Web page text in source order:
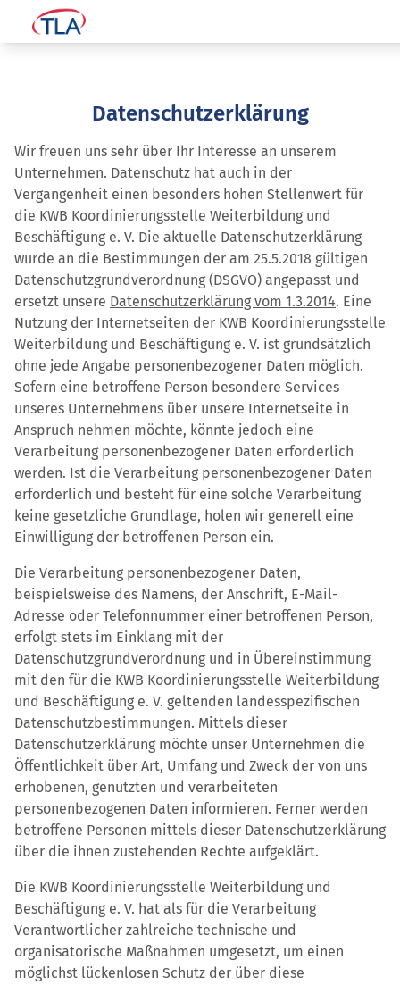
Datenschutzerklärung
Wir freuen uns sehr über Ihr Interesse an unserem
Unternehmen. Datenschutz hat auch in der
Vergangenheit einen besonders hohen Stellenwert für
die KWB Koordinierungsstelle Weiterbildung und
Beschäftigung e. V. Die aktuelle Datenschutzerklärung
wurde an die Bestimmungen der am 25.5.2018 gültigen
Datenschutzgrundverordnung (DSGVO) angepasst und
ersetzt unsere Datenschutzerklärung vom 1.3.2014. Eine
Nutzung der Internetseiten der KWB Koordinierungsstelle
Weiterbildung und Beschäftigung e. V. ist grundsätzlich
ohne jede Angabe personenbezogener Daten möglich.
Sofern eine betroffene Person besondere Services
unseres Unternehmens über unsere Internetseite in
Anspruch nehmen möchte, könnte jedoch eine
Verarbeitung personenbezogener Daten erforderlich
werden. Ist die Verarbeitung personenbezogener Daten
erforderlich und besteht für eine solche Verarbeitung
keine gesetzliche Grundlage, holen wir generell eine
Einwilligung der betroffenen Person ein.
Die Verarbeitung personenbezogener Daten,
beispielsweise des Namens, der Anschrift, E-Mail-
Adresse oder Telefonnummer einer betroffenen Person,
erfolgt stets im Einklang mit der
Datenschutzgrundverordnung und in Übereinstimmung
mit den für die KWB Koordinierungsstelle Weiterbildung
und Beschäftigung e. V. geltenden landesspezifischen
Datenschutzbestimmungen. Mittels dieser
Datenschutzerklärung möchte unser Unternehmen die
Öffentlichkeit über Art, Umfang und Zweck der von uns
erhobenen, genutzten und verarbeiteten
personenbezogenen Daten informieren. Ferner werden
betroffene Personen mittels dieser Datenschutzerklärung
über die ihnen zustehenden Rechte aufgeklärt.
Die KWB Koordinierungsstelle Weiterbildung und
Beschäftigung e. V. hat als für die Verarbeitung
Verantwortlicher zahlreiche technische und
organisatorische Maßnahmen umgesetzt, um einen
möglichst lückenlosen Schutz der über diese